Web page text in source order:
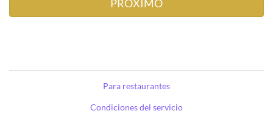
Para restaurantes
Condiciones del servicio